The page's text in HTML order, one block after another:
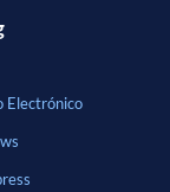
Electrónico